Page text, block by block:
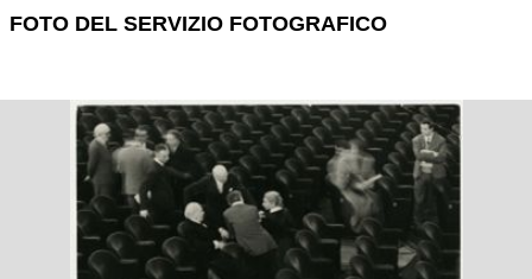
FOTO DEL SERVIZIO FOTOGRAFICO